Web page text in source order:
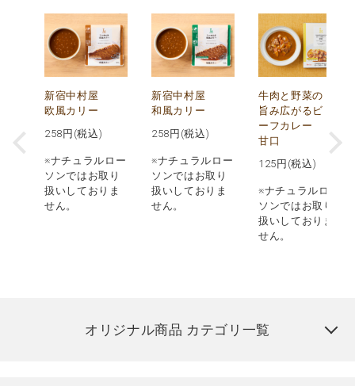
新宿中村屋
欧風カリー
258 円(税込)
※ナチュラルロー
ソンではお取り
扱いしておりま
せん。
新宿中村屋
和風カリー
258 円(税込)
※ナチュラルロー
ソンではお取り
扱いしておりま
せん。
牛肉と野菜の
旨み広がるビ
ーフカレー
甘口
125 円(税込)
※ナチュラルロー
ソンではお取り
扱いしておりま
せん。
オリジナル商品 カテゴリ一覧